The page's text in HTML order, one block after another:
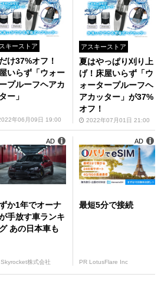
キーストア
け37%オフ！
いらず「ウォー
プルーフヘアカ
ー」
年06月09日 19:00
アスキーストア
夏はやっぱり刈り上
げ！床屋いらず「ウ
ォータープルーフヘ
アカッター」が37%
オフ！
2022年07月01日 21:00
か1年でオーナ
手放す車ランキ
あの日本車も
株式会社
AD
最短5分で接続
PR LotusFlare Inc
AD